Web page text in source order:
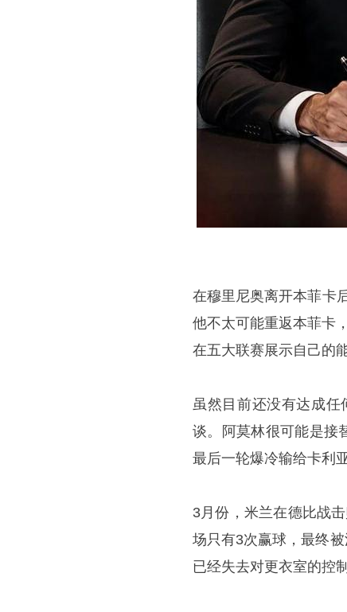
在穆里尼奥离开本菲卡
他不太可能重返本菲卡
在五大联赛展示自己的
虽然目前还没有达成任
谈。阿莫林很可能是接
最后一轮爆冷输给卡利
3月份，米兰在德比战
场只有3次赢球，最终
已经失去对更衣室的控